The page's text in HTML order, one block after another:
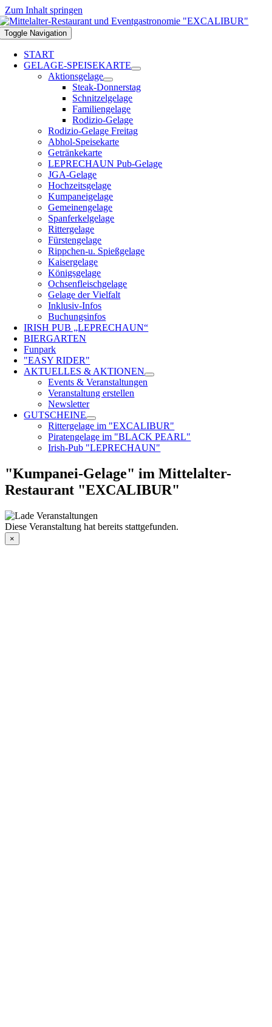
Zum Inhalt springen
Toggle Navigation
START
GELAGE-SPEISEKARTE
Aktionsgelage
Steak-Donnerstag
Schnitzelgelage
Familiengelage
Rodizio-Gelage
Rodizio-Gelage Freitag
Abhol-Speisekarte
Getränkekarte
LEPRECHAUN Pub-Gelage
JGA-Gelage
Hochzeitsgelage
Kumpaneigelage
Gemeinengelage
Spanferkelgelage
Rittergelage
Fürstengelage
Rippchen-u. Spießgelage
Kaisergelage
Königsgelage
Ochsenfleischgelage
Gelage der Vielfalt
Inklusiv-Infos
Buchungsinfos
IRISH PUB „LEPRECHAUN“
BIERGARTEN
Funpark
"EASY RIDER"
AKTUELLES & AKTIONEN
Events & Veranstaltungen
Veranstaltung erstellen
Newsletter
GUTSCHEINE
Rittergelage im "EXCALIBUR"
Piratengelage im "BLACK PEARL"
Irish-Pub "LEPRECHAUN"
"Kumpanei-Gelage" im Mittelalter-
Restaurant "EXCALIBUR"
Diese Veranstaltung hat bereits stattgefunden.
×